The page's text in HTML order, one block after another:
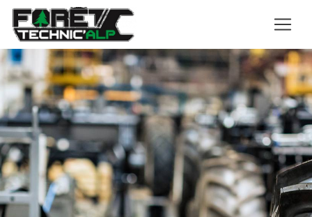
Panneau de gestion des cookies